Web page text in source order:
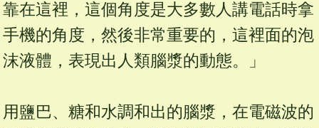
靠在這裡，這個角度是大多數人講電話時拿
手機的角度，然後非常重要的，這裡面的泡
沫液體，表現出人類腦漿的動態。」
用鹽巴、糖和水調和出的腦漿，在電磁波的